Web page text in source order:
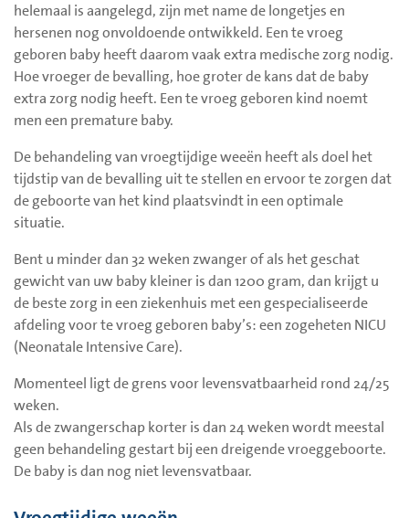
helemaal is aangelegd, zijn met name de longetjes en
hersenen nog onvoldoende ontwikkeld. Een te vroeg
geboren baby heeft daarom vaak extra medische zorg nodig.
Hoe vroeger de bevalling, hoe groter de kans dat de baby
extra zorg nodig heeft. Een te vroeg geboren kind noemt
men een premature baby.
De behandeling van vroegtijdige weeën heeft als doel het
tijdstip van de bevalling uit te stellen en ervoor te zorgen dat
de geboorte van het kind plaatsvindt in een optimale
situatie.
Bent u minder dan 32 weken zwanger of als het geschat
gewicht van uw baby kleiner is dan 1200 gram, dan krijgt u
de beste zorg in een ziekenhuis met een gespecialiseerde
afdeling voor te vroeg geboren baby’s: een zogeheten NICU
(Neonatale Intensive Care).
Momenteel ligt de grens voor levensvatbaarheid rond 24/25
weken.
Als de zwangerschap korter is dan 24 weken wordt meestal
geen behandeling gestart bij een dreigende vroeggeboorte.
De baby is dan nog niet levensvatbaar.